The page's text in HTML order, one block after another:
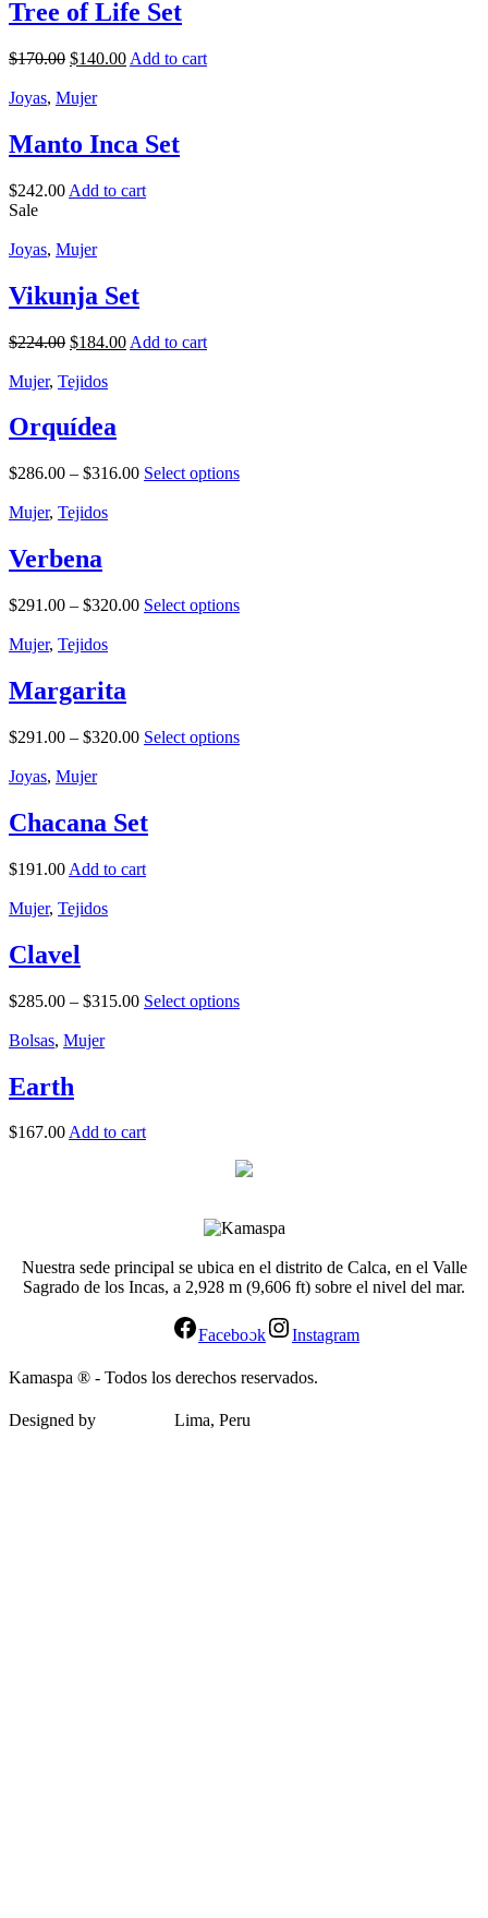
Tree of Life Set
$170.00 $140.00 Add to cart
Joyas, Mujer
Manto Inca Set
$242.00 Add to cart
Sale
Joyas, Mujer
Vikunja Set
$224.00 $184.00 Add to cart
Mujer, Tejidos
Orquídea
$286.00 – $316.00 Select options
Mujer, Tejidos
Verbena
$291.00 – $320.00 Select options
Mujer, Tejidos
Margarita
$291.00 – $320.00 Select options
Joyas, Mujer
Chacana Set
$191.00 Add to cart
Mujer, Tejidos
Clavel
$285.00 – $315.00 Select options
Bolsas, Mujer
Earth
$167.00Add to cart
Nuestra sede principal se ubica en el distrito de Calca, en el Valle
Sagrado de los Incas, a 2,928 m (9,606 ft) sobre el nivel del mar.
Facebook Instagram
Kamaspa ® - Todos los derechos reservados.
Designed by Lima, Peru